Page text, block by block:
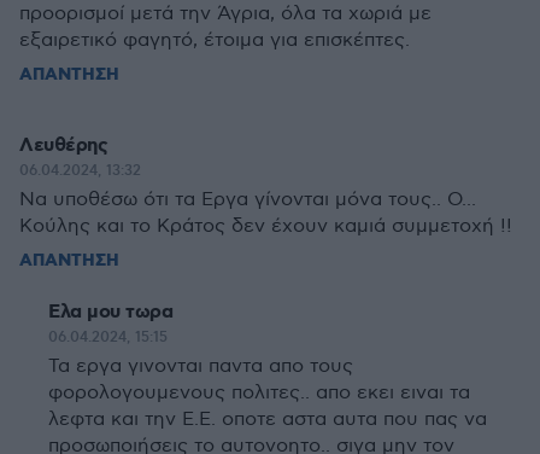
προορισμοί μετά την Άγρια, όλα τα χωριά με
εξαιρετικό φαγητό, έτοιμα για επισκέπτες.
ΑΠΑΝΤΗΣΗ
Λευθέρης
06.04.2024, 13:32
Να υποθέσω ότι τα Εργα γίνονται μόνα τους.. Ο...
Κούλης και το Κράτος δεν έχουν καμιά συμμετοχή !!
ΑΠΑΝΤΗΣΗ
Ελα μου τωρα
06.04.2024, 15:15
Τα εργα γινονται παντα απο τους
φορολογουμενους πολιτες.. απο εκει ειναι τα
λεφτα και την Ε.Ε. οποτε αστα αυτα που πας να
προσωποιήσεις το αυτονοητο.. σιγα μην τον